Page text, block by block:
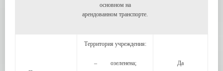
основном на
арендованном транспорте.
Территория учреждения:
– озеленена; Да